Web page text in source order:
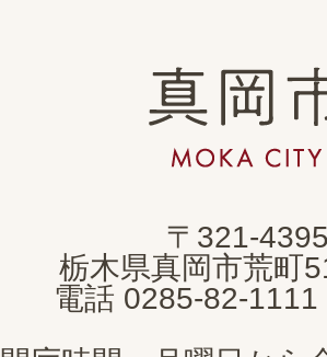
真
岡
市
CITY
〒321-
栃木県真岡市荒町
電話 0285-82-1111